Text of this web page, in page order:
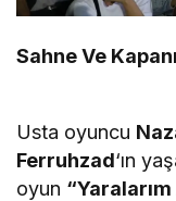
Sahne Ve
Usta oyuncu
Ferruhzad‘ın
oyun